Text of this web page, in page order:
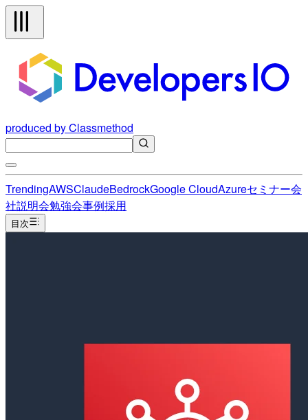
produced by Classmethod
TrendingAWSClaudeBedrockGoogle CloudAzureセミナー会
社説明会勉強会事例採用
目次